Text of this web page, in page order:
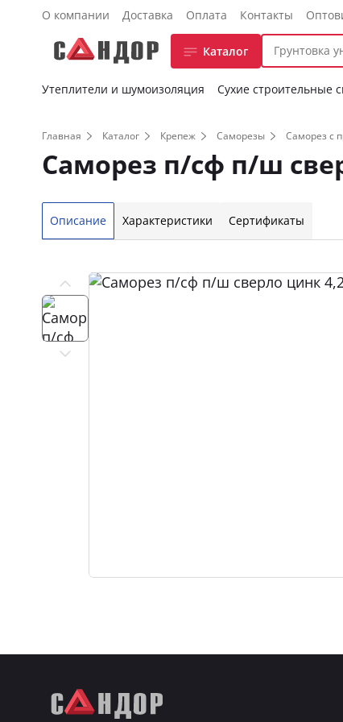
О компании Доставка Оплата Контакты
Каталог
Утеплители и шумоизоляция
Сухие строительные
Главная Каталог Крепеж Саморезы Саморез с
Саморез п/сф п/ш
Описание Характеристики Сертификаты